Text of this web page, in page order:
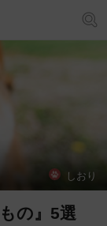
しおり
の』5選